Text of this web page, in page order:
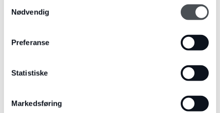
Nødvendig
Preferanse
Statistiske
Markedsføring
997.900NOK
VELG